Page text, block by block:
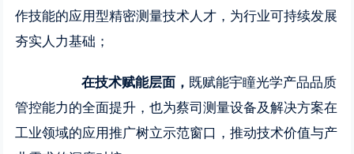
作技能的应用型精密测量技术人才，为行业可持续发展
夯实人力基础；
在技术赋能层面， 既赋能宇瞳光学产品品质
管控能力的全面提升，也为蔡司测量设备及解决方案在
工业领域的应用推广树立示范窗口，推动技术价值与产